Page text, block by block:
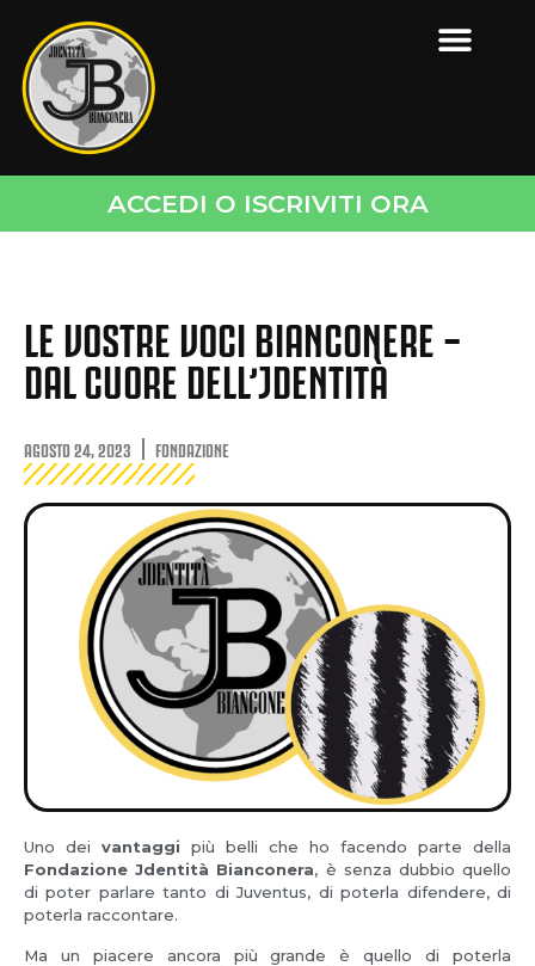
ACCEDI O ISCRIVITI ORA
LE VOSTRE VOCI BIANCONERE –
DAL CUORE DELL’JDENTITÀ
AGOSTO 24, 2023 FONDAZIONE
Uno dei vantaggi più belli che ho facendo parte della
Fondazione Jdentità Bianconera, è senza dubbio quello
di poter parlare tanto di Juventus, di poterla difendere, di
poterla raccontare.
Ma un piacere ancora più grande è quello di poterla